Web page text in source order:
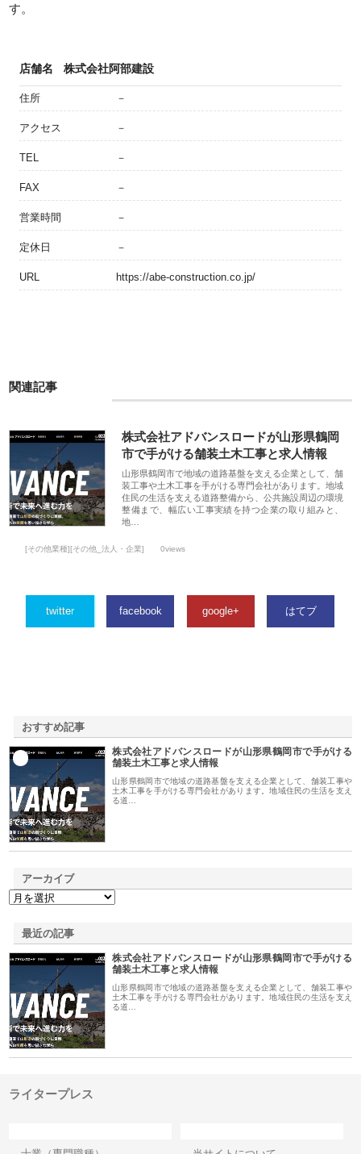
す。
店舗名 株式会社阿部建設
住所 －
アクセス －
TEL －
FAX －
営業時間 －
定休日 －
URL https://abe-construction.co.jp/
関連記事
株式会社アドバンスロードが山形県鶴岡
市で手がける舗装土木工事と求人情報
山形県鶴岡市で地域の道路基盤を支える企業として、舗
装工事や土木工事を手がける専門会社があります。地域
住民の生活を支える道路整備から、公共施設周辺の環境
整備まで、幅広い工事実績を持つ企業の取り組みと、
地…
[その他業種][その他_法人・企業] 0views
twitter facebook google+ はてブ
おすすめ記事
株式会社アドバンスロードが山形県鶴岡市で手がける
舗装土木工事と求人情報
山形県鶴岡市で地域の道路基盤を支える企業として、舗装工事や
土木工事を手がける専門会社があります。地域住民の生活を支え
る道…
アーカイブ
最近の記事
株式会社アドバンスロードが山形県鶴岡市で手がける
舗装土木工事と求人情報
山形県鶴岡市で地域の道路基盤を支える企業として、舗装工事や
土木工事を手がける専門会社があります。地域住民の生活を支え
る道…
ライタープレス